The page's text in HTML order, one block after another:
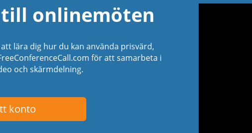
onlinemöten
lära dig hur du kan använda prisvärd,
för att samarbeta i
och skärmdelning.
konto